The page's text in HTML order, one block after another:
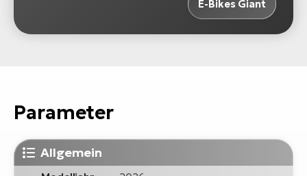
E-Bikes Giant
Parameter
Allgemein